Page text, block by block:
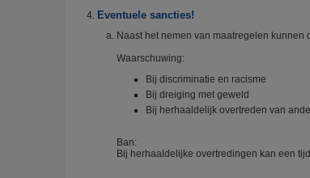
Eventuele sancties!
Naast het nemen van maatregelen
Waarschuwing:
Bij discriminatie en racisme
Bij dreiging met geweld
Bij herhaaldelijk overtreden van
Ban:
Bij herhaaldelijke overtredingen kan een